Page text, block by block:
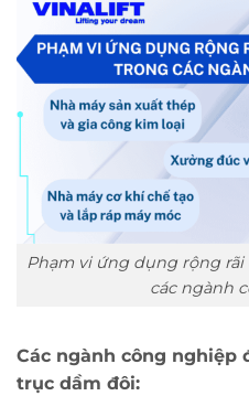
Phạm vi ứng dụng rộng
các ngành
Các ngành công nghiệp
trục dầm đôi: